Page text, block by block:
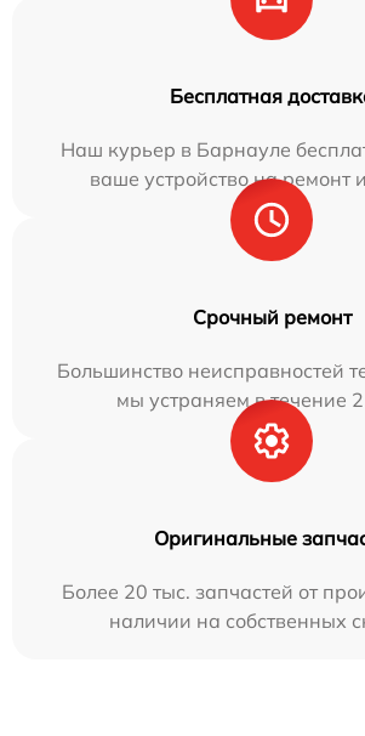
Бесплатная
Наш курьер в Барнауле
ваше устройство на ремонт
Срочный ремонт
Большинство неисправностей
мы устраняем в течение
Оригинальные
Более 20 тыс. запчастей от
наличии на собственных